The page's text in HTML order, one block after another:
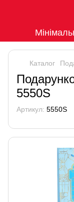
Каталог
5550S
Артикул: 5550S